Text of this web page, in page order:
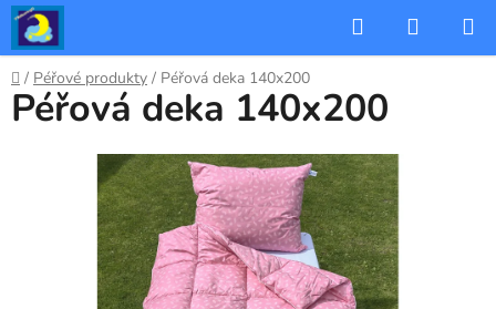
Přejít
obsah
Hledat
KOŠÍK
Domů
/ Péřové produkty / Péřová deka 140x200
Péřová deka 140x200